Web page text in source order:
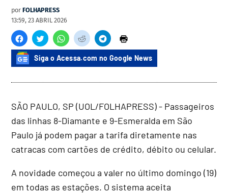
por FOLHAPRESS
13:59, 23 ABRIL 2026
Siga o Acessa.com no Google News
SÃO PAULO, SP (UOL/FOLHAPRESS) - Passageiros
das linhas 8-Diamante e 9-Esmeralda em São
Paulo já podem pagar a tarifa diretamente nas
catracas com cartões de crédito, débito ou celular.
A novidade começou a valer no último domingo (19)
em todas as estações. O sistema aceita